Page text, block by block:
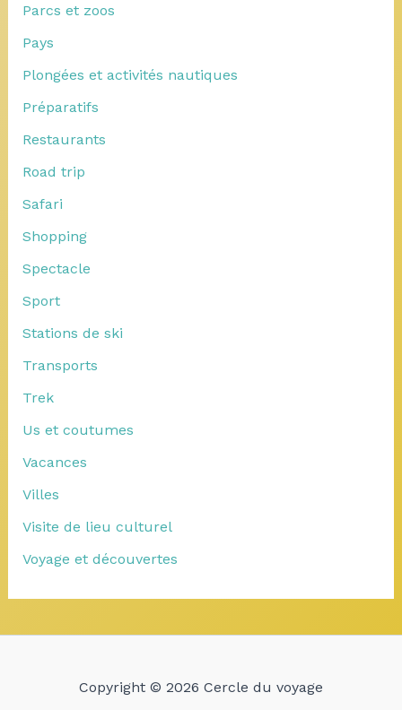
Parcs et zoos
Pays
Plongées et activités nautiques
Préparatifs
Restaurants
Road trip
Safari
Shopping
Spectacle
Sport
Stations de ski
Transports
Trek
Us et coutumes
Vacances
Villes
Visite de lieu culturel
Voyage et découvertes
Copyright © 2026 Cercle du voyage